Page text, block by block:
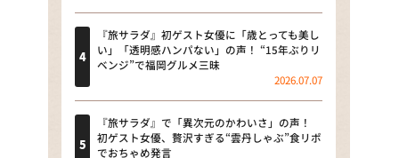
ＬＩＦＥ～夢のカタチ～
新婚さんいらっしゃい！
ザキ山小屋本館
『旅サラダ』初ゲスト女優に「歳とっても美し
い」「透明感ハンパない」の声！ “15年ぶりリ
ベンジ”で福岡グルメ三昧
2026.07.07
『旅サラダ』で「異次元のかわいさ」の声！
初ゲスト女優、贅沢すぎる“雲丹しゃぶ”食リポ
でおちゃめ発言